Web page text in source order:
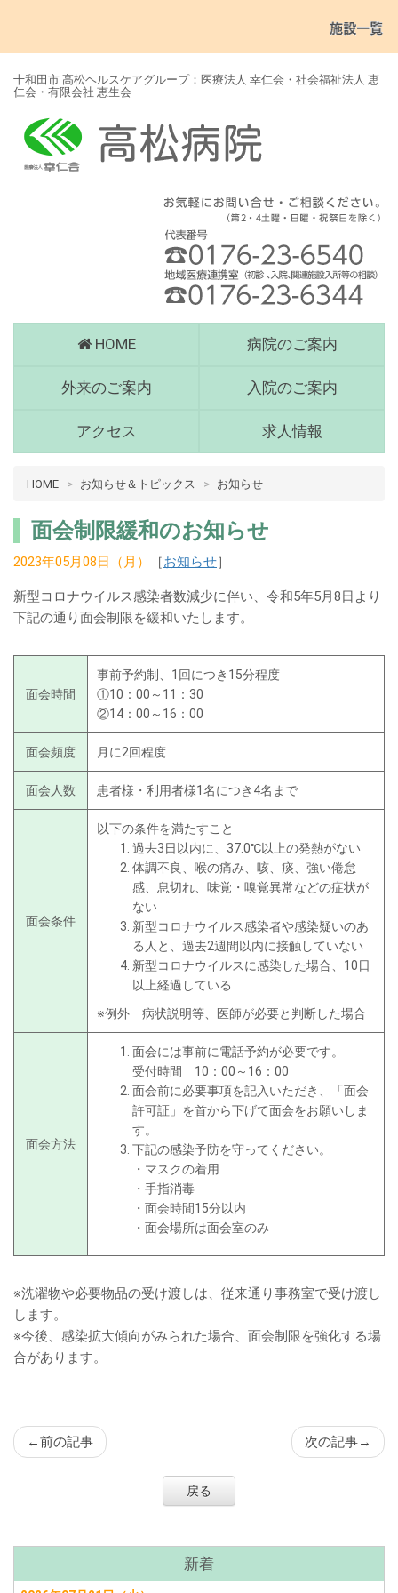
十和田市 高松ヘルスケアグループ：医療法人 幸仁会・社会福祉法人 恵
仁会・有限会社 恵生会
県
和
市)
メ
ニ
ュ
ー
HOME 病院のご案内
外来のご案内 入院のご案内
アクセス 求人情報
病
介
護
十
和
田
メ
イ
ン
コ
ン
テ
ン
HOME お知らせ＆トピックス お知らせ
面会制限緩和のお知らせ
2023年05月08日（月） ［お知らせ］
新型コロナウイルス感染者数減少に伴い、令和5年5月8日より
下記の通り面会制限を緩和いたします。​
面会時間
事前予約制、1回につき15分程度
①10：00～11：30
②14：00～16：00
面会頻度 月に2回程度
面会人数 患者様・利用者様1名につき4名まで
面会条件
以下の条件を満たすこと
過去3日以内に、37.0℃以上の発熱がない
体調不良、喉の痛み、咳、痰、強い倦怠
感、息切れ、味覚・嗅覚異常などの症状が
ない
新型コロナウイルス感染者や感染疑いのあ
る人と、過去2週間以内に接触していない
新型コロナウイルスに感染した場合、10日
以上経過している
※例外 病状説明等、医師が必要と判断した場合
面会方法
面会には事前に電話予約が必要です。
受付時間 10：00～16：00​
面会前に必要事項を記入いただき、「面会
許可証」を首から下げて面会をお願いしま
す。
下記の感染予防を守ってください。
・マスクの着用
・手指消毒
・面会時間15分以内
・面会場所は面会室のみ
※洗濯物や必要物品の受け渡しは、従来通り事務室で受け渡し
します。​
※今後、感染拡大傾向がみられた場合、面会制限を強化する場
合があります。
←前の記事 次の記事→
戻る
ブ
新着